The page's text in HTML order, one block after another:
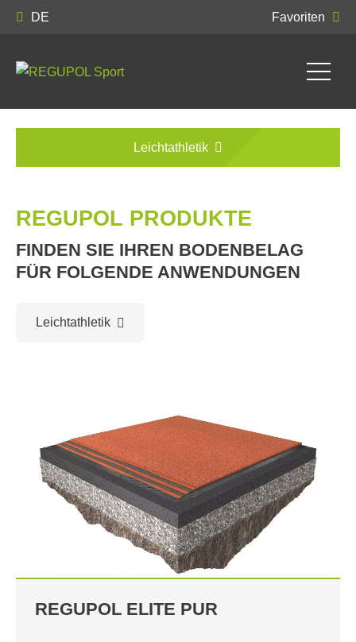
DE Favoriten
Leichtathletik
REGUPOL PRODUKTE
FINDEN SIE IHREN BODENBELAG
FÜR FOLGENDE ANWENDUNGEN
Leichtathletik
REGUPOL ELITE PUR